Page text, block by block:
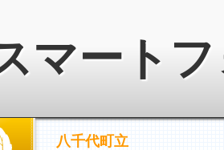
マート
八千代町立